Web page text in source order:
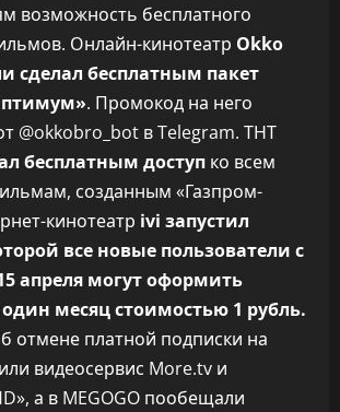
возможность бесплатного
Онлайн-кинотеатр Okko
сделал бесплатным пакет
. Промокод на него
@okkobro_bot в Telegram. ТНТ
бесплатным доступ ко всем
созданным «Газпром-
кинотеатр ivi запустил
все новые пользователи с
апреля могут оформить
месяц стоимостью 1 рубль.
отмене платной подписки на
видеосервис More.tv и
а в MEGOGO пообещали